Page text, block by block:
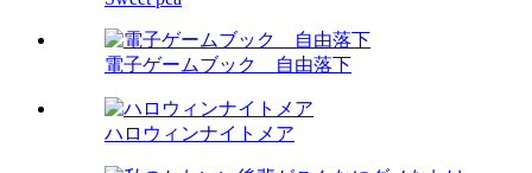
電子ゲームブック 自由落下
ハロウィンナイトメア